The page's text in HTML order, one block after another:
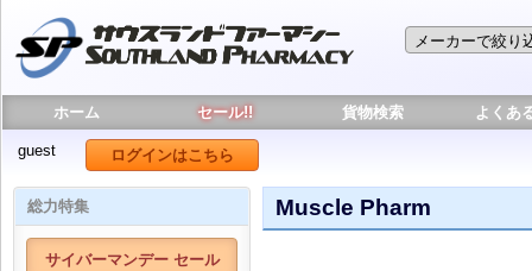
ホーム セール!! 貨物検索 よくあ
guest ログインはこちら
総力特集
サイバーマンデー セール
Muscle Pharm